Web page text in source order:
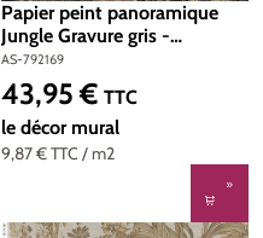
Papier peint panoramique
Jungle Gravure gris -
Metropolitan Stories 5 Vibes
& Styles d'A.S. Création | Réf.
AS-792169
AS-792169
9,87 €TTC / m2
Prix régulier :
43,95 € TTC
le décor mural